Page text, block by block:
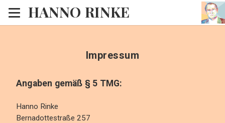
HANNO RINKE
Heim
EISINSEL
Lesesaal
Impressum
Angaben gemäß § 5 TMG:
Hanno Rinke
Bernadottestraße 257